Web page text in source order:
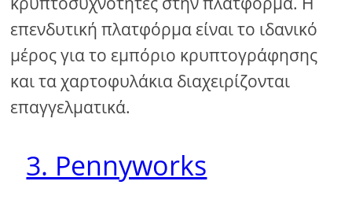
επενδυτική πλατφόρμα είναι το ιδανικό
μέρος για το εμπόριο κρυπτογράφησης
και τα χαρτοφυλάκια διαχειρίζονται
επαγγελματικά.
3. Pennyworks